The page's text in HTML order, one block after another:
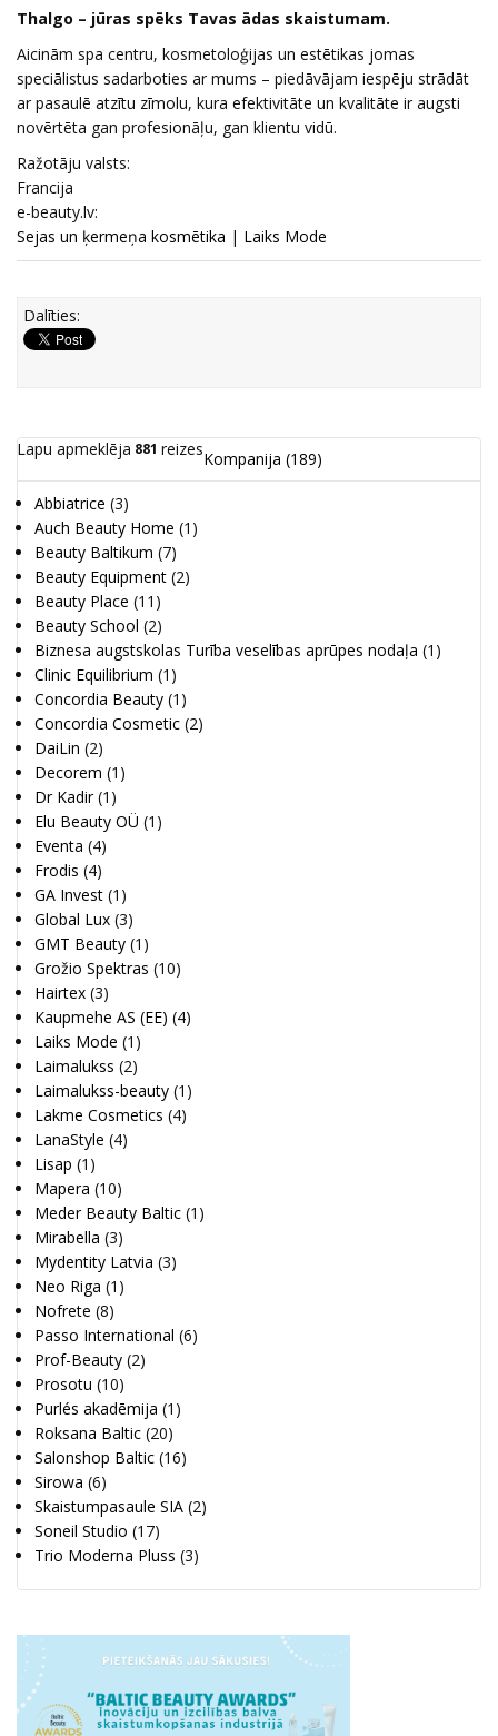
Thalgo – jūras spēks Tavas ādas skaistumam.
Aicinām spa centru, kosmetoloģijas un estētikas jomas
speciālistus sadarboties ar mums – piedāvājam iespēju strādāt
ar pasaulē atzītu zīmolu, kura efektivitāte un kvalitāte ir augsti
novērtēta gan profesionāļu, gan klientu vidū.
Ražotāju valsts:
Francija
e-beauty.lv:
Sejas un ķermeņa kosmētika | Laiks Mode
Dalīties:
Lapu apmeklēja 881 reizesKompanija (189)
Abbiatrice (3)
Auch Beauty Home (1)
Beauty Baltikum (7)
Beauty Equipment (2)
Beauty Place (11)
Beauty School (2)
Biznesa augstskolas Turība veselības aprūpes nodaļa (1)
Clinic Equilibrium (1)
Concordia Beauty (1)
Concordia Cosmetic (2)
DaiLin (2)
Decorem (1)
Dr Kadir (1)
Elu Beauty OÜ (1)
Eventa (4)
Frodis (4)
GA Invest (1)
Global Lux (3)
GMT Beauty (1)
Grožio Spektras (10)
Hairtex (3)
Kaupmehe AS (EE) (4)
Laiks Mode (1)
Laimalukss (2)
Laimalukss-beauty (1)
Lakme Cosmetics (4)
LanaStyle (4)
Lisap (1)
Mapera (10)
Meder Beauty Baltic (1)
Mirabella (3)
Mydentity Latvia (3)
Neo Riga (1)
Nofrete (8)
Passo International (6)
Prof-Beauty (2)
Prosotu (10)
Purlés akadēmija (1)
Roksana Baltic (20)
Salonshop Baltic (16)
Sirowa (6)
Skaistumpasaule SIA (2)
Soneil Studio (17)
Trio Moderna Pluss (3)